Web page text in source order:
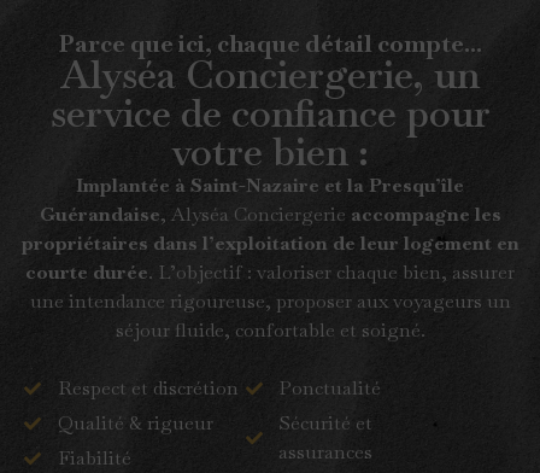
Parce que ici, chaque détail compte...
Alyséa Conciergerie, un
service de confiance pour
votre bien :
Implantée à Saint-Nazaire et la Presqu’île
Guérandaise, Alyséa Conciergerie accompagne les
propriétaires dans l’exploitation de leur logement en
courte durée. L’objectif : valoriser chaque bien, assurer
une intendance rigoureuse, proposer aux voyageurs un
séjour fluide, confortable et soigné.
Respect et discrétion
Qualité & rigueur
Fiabilité
Ponctualité
Sécurité et
assurances